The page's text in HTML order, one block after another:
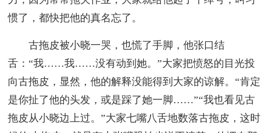
惯了，都快把他的真名忘了。
古拖皮被小晓一哭，也慌了手脚，他张口结
舌：“我……我……没有动到她。”大家把愤怒的目光投
向古拖皮，显然，他的解释没能得到大家的谅解。“肯定
是你扯了他的头发，或是踩了她一脚……”“我也看见古
拖皮从小晓边上过。”大家七嘴八舌地数落古拖皮，这时